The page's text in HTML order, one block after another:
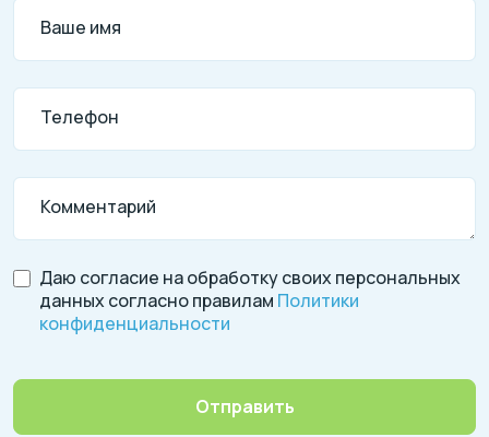
Ваше имя
Телефон
Комментарий
Даю согласие на обработку своих персональных
данных согласно правилам Политики
конфиденциальности
Отправить